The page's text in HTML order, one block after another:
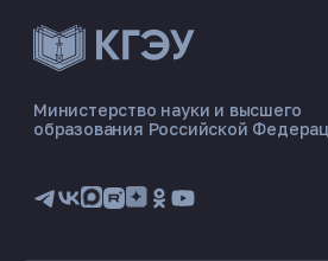
ЭНЕРГОКОД —
📋
🏠 Общежитие
Министерство науки и высшего
образования Российской